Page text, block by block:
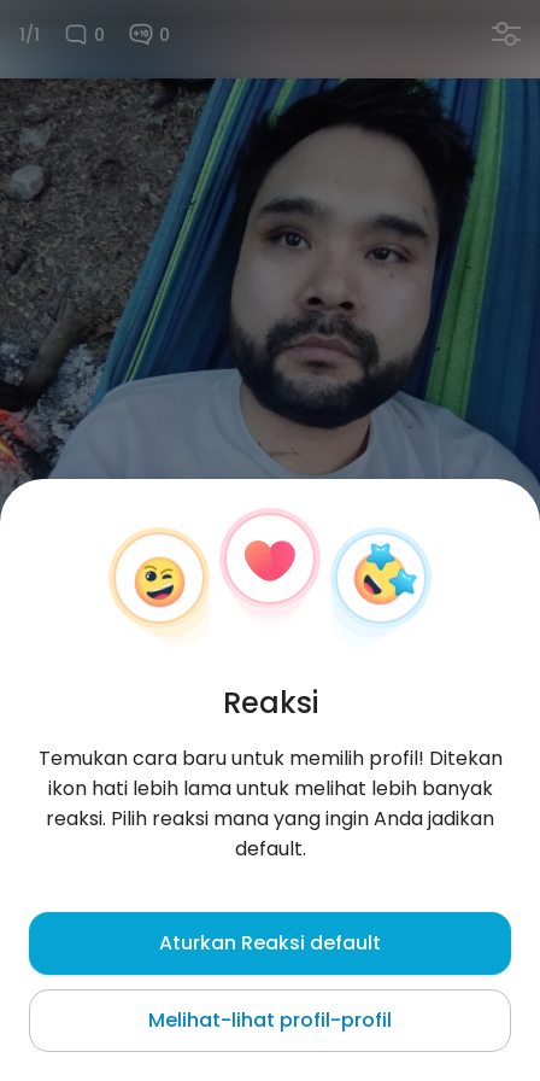
1/1 0 0
Misael
Cochabamba
Tentang saya
Reaksi
Temukan cara baru untuk memilih profil! Ditekan
ikon hati lebih lama untuk melihat lebih banyak
reaksi. Pilih reaksi mana yang ingin Anda jadikan
default.
Aturkan Reaksi default
Melihat-lihat profil-profil